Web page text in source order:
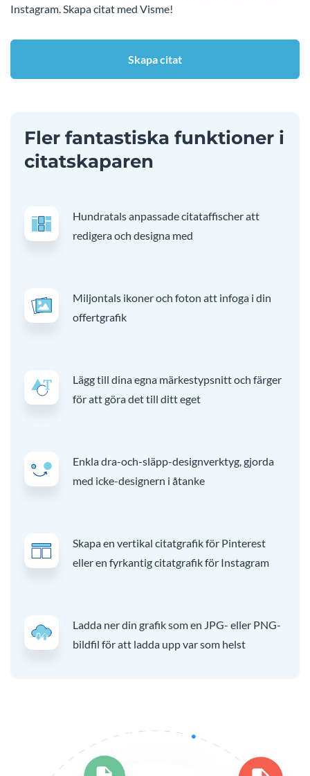
Instagram. Skapa citat med Visme!
Skapa citat
Fler fantastiska funktioner i
citatskaparen
Hundratals anpassade citataffischer att
redigera och designa med
Miljontals ikoner och foton att infoga i din
offertgrafik
Lägg till dina egna märkestypsnitt och färger
för att göra det till ditt eget
Enkla dra-och-släpp-designverktyg, gjorda
med icke-designern i åtanke
Skapa en vertikal citatgrafik för Pinterest
eller en fyrkantig citatgrafik för Instagram
Ladda ner din grafik som en JPG- eller PNG-
bildfil för att ladda upp var som helst